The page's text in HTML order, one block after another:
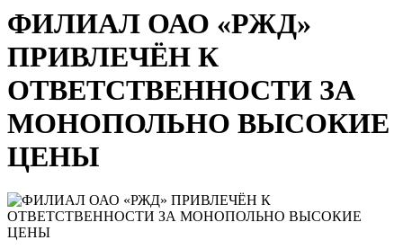
ФИЛИАЛ ОАО «РЖД»
ПРИВЛЕЧЁН К
ОТВЕТСТВЕННОСТИ ЗА
МОНОПОЛЬНО ВЫСОКИЕ
ЦЕНЫ